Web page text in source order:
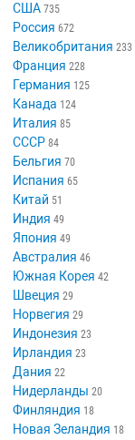
США 735
Россия 672
Великобритания 233
Франция 228
Германия 125
Канада 124
Италия 85
СССР 84
Бельгия 70
Испания 65
Китай 51
Индия 49
Япония 49
Австралия 46
Южная Корея 42
Швеция 29
Норвегия 29
Индонезия 23
Ирландия 23
Дания 22
Нидерланды 20
Финляндия 18
Новая Зеландия 18